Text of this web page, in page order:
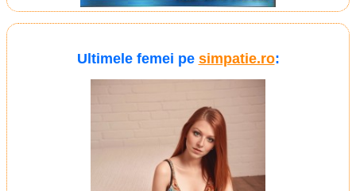
Ultimele femei pe simpatie.ro: